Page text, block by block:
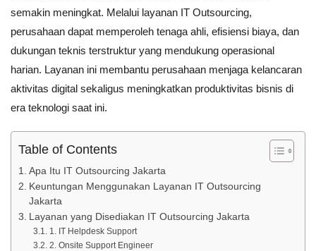
semakin meningkat. Melalui layanan IT Outsourcing,
perusahaan dapat memperoleh tenaga ahli, efisiensi biaya, dan
dukungan teknis terstruktur yang mendukung operasional
harian. Layanan ini membantu perusahaan menjaga kelancaran
aktivitas digital sekaligus meningkatkan produktivitas bisnis di
era teknologi saat ini.
Table of Contents
Apa Itu IT Outsourcing Jakarta
Keuntungan Menggunakan Layanan IT Outsourcing
Jakarta
Layanan yang Disediakan IT Outsourcing Jakarta
1. IT Helpdesk Support
2. Onsite Support Engineer